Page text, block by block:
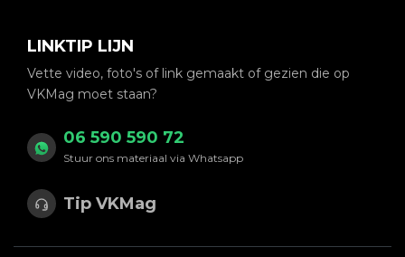
LINKTIP LIJN
Vette video, foto's of link gemaakt of gezien die op
VKMag moet staan?
06 590 590 72
Stuur ons materiaal via Whatsapp
Tip VKMag